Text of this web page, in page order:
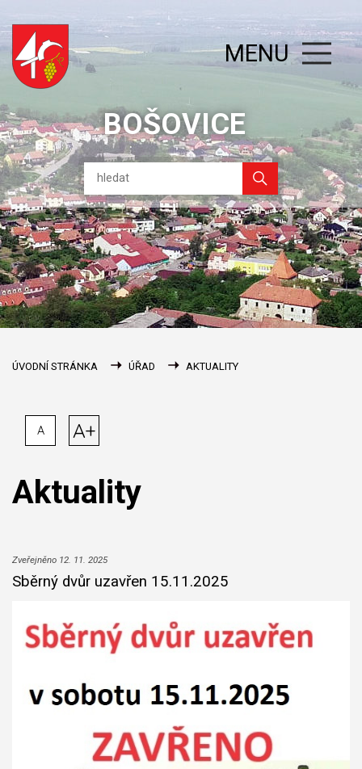
BOŠOVICE
MENU
ÚVODNÍ STRÁNKA ÚŘAD AKTUALITY
A A+
Aktuality
Zveřejněno 12. 11. 2025
Sběrný dvůr uzavřen 15.11.2025